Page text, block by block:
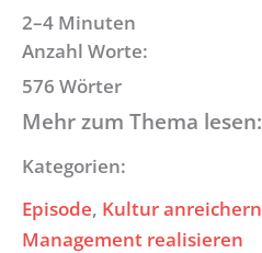
2–4 Minuten
Anzahl Worte:
576 Wörter
Mehr zum Thema lesen:
Kategorien:
Episode, Kultur anreichern
Management realisieren